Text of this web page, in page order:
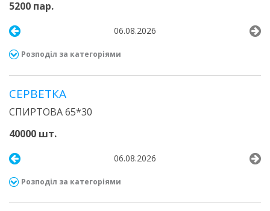
5200 пар.
06.08.2026
Розподіл за категоріями
СЕРВЕТКА
СПИРТОВА 65*30
40000 шт.
06.08.2026
Розподіл за категоріями